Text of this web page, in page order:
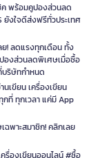
ค พร้อมคูปองส่วนลด
ยังใจดีส่งฟรีทั่วประเทศ
ย! ลดแรงทุกเดือน ทั้ง
องส่วนลดพิเศษเมื่อซื้อ
บริษัทกำหนด
เขียน เครื่องเขียน
ที่ ทุกเวลา แค่มี App
ฉพาะสมาชิก! คลิกเลย
รื่องเขียนออนไลน์ #ซื้อ